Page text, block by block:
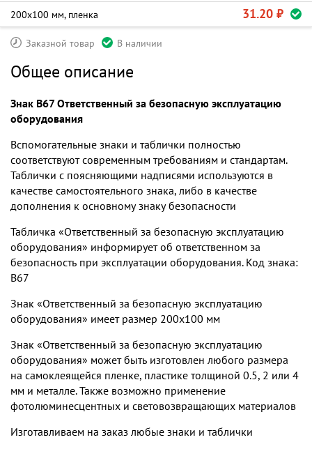
200х100 мм, пленка 31.20 ₽
Заказной товар В наличии
Общее описание
Знак B67 Ответственный за безопасную эксплуатацию
оборудования
Вспомогательные знаки и таблички полностью
соответствуют современным требованиям и стандартам.
Таблички с поясняющими надписями используются в
качестве самостоятельного знака, либо в качестве
дополнения к основному знаку безопасности
Табличка «Ответственный за безопасную эксплуатацию
оборудования» информирует об ответственном за
безопасность при эксплуатации оборудования. Код знака:
B67
Знак «Ответственный за безопасную эксплуатацию
оборудования» имеет размер 200х100 мм
Знак «Ответственный за безопасную эксплуатацию
оборудования» может быть изготовлен любого размера
на самоклеящейся пленке, пластике толщиной 0.5, 2 или 4
мм и металле. Также возможно применение
фотолюминесцентных и световозвращающих материалов
Изготавливаем на заказ любые знаки и таблички